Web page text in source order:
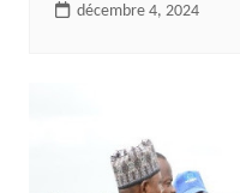
décembre 4, 2024